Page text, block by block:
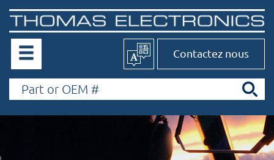
Contactez nous